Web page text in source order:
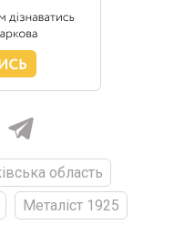
область
Металіст 1925